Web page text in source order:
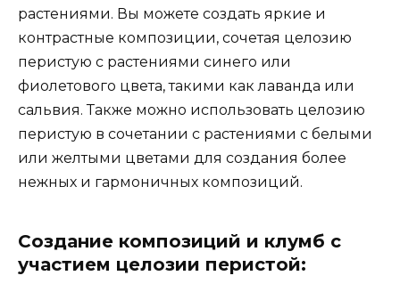
растениями. Вы можете создать яркие и
контрастные композиции, сочетая целозию
перистую с растениями синего или
фиолетового цвета, такими как лаванда или
сальвия. Также можно использовать целозию
перистую в сочетании с растениями с белыми
или желтыми цветами для создания более
нежных и гармоничных композиций.
Создание композиций и клумб с
участием целозии перистой: